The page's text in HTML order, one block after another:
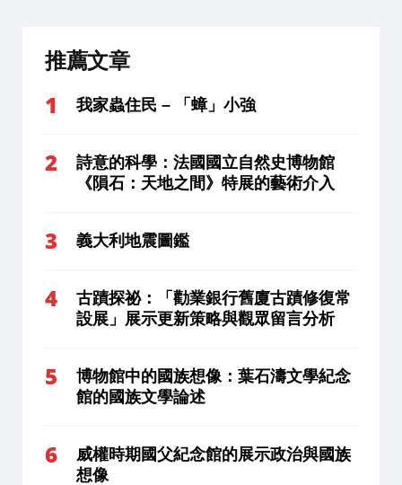
推薦文章
我家蟲住民 – 「蟑」小強
詩意的科學：法國國立自然史博物館
《隕石：天地之間》特展的藝術介入
義大利地震圖鑑
古蹟探祕：「勸業銀行舊廈古蹟修復常
設展」展示更新策略與觀眾留言分析
博物館中的國族想像：葉石濤文學紀念
館的國族文學論述
威權時期國父紀念館的展示政治與國族
想像